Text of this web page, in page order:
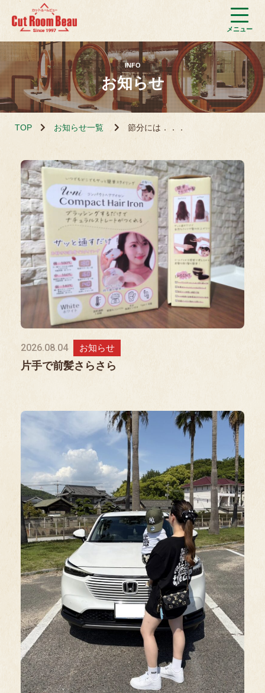
INFO
お知らせ
TOP お知らせ一覧 節分には．．．
2026.08.04 お知らせ
片手で前髪さらさら